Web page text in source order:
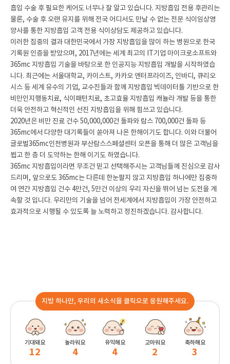
흡입 수술 후 필요한 케어도 너무나 잘 알고 있습니다. 지방흡입 전용 후관리는
물론, 수술 후 오랜 유지를 위해 전국 어디서도 만날 수 없는 전문 식이임상영
양사를 통한 지방흡입 고객 전용 식이상담도 제공하고 있습니다.
이러한 집중의 결과 대한민국에서 가장 지방흡입을 많이 하는 병원으로 한국
기록원 인증을 받았으며, 2017년에는 세계 최고의 IT기업 마이크로소프트와
365mc 지방흡입 기술을 바탕으로 한 인공지능 지방흡입 개발을 시작하였습
니다. 최근에는 서울대학교, 카이스트, 카카오 엔터프라이즈, 인바디, 큐리오
시스 등 세계 유수의 기업, 교수진들과 함께 지방흡입 빅데이터틀 기반으로 한
비만인지행동치료, 식이패턴치료, 초고효율 지방흡입 캐뉼라 개발 등을 통한
더욱 안전하고 혁신적인 선진 지방흡입을 위해 힘쓰고 있습니다.
2020년은 비만 진료 건수 50,000,000건 돌파와 람스 700,000건 돌파 등
365mc에서 다양한 대기록들이 쏟아져 나온 한해이기도 합니다. 이와 더불어
글로벌365mc인천병원과 부산람스스페셜센터 오픈을 통해 더 많은 고객님을
뵙고 한 층 더 도약하는 한해 이기도 하였습니다.
365mc 지방흡입이라면 무조건 믿고 선택해주시는 고객님들께 진심으로 감사
드리며, 앞으로도 365mc는 다른데 한눈팔지 않고 지방흡입 하나에만 집중하
여 연간 지방흡입 건수 4만건, 5만건 이상의 우리 자신을 뛰어 넘는 도전을 계
속할 것 입니다. 우리만의 기술을 넘어 전세계에서 지방흡입이 가장 안전하고
효과적으로 시행될 수 있도록 늘 노력하고 정진하겠습니다. 감사합니다.
지방 하나만, 우리의 새소식을 클릭으로 응원해주세요.
기대돼요
12
놀라워요
4
유익해요
4
고마워요
2
축하해요
3